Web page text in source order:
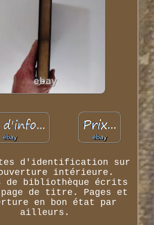
d'identification sur
intérieure.
de bibliothèque écrits
de titre. Pages et
en bon état par
ailleurs.